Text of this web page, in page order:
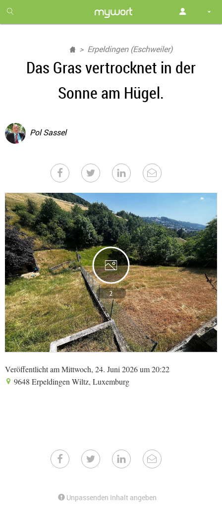
month
free
Erpeldingen (Eschweiler)
Das Gras vertrocknet in der
Sonne am Hügel.
Pol Sassel
2
Veröffentlicht am Mittwoch, 24. Juni 2026 um 20:22
9648 Erpeldingen Wiltz, Luxemburg
Unpassenden Inhalt angeben